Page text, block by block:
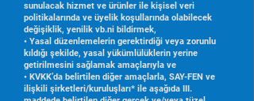
sunulacak hizmet ve ürünler ile kişisel veri
politikalarında ve üyelik koşullarında olabilecek
değişiklik, yenilik vb.ni bildirmek,
• Yasal düzenlemelerin gerektirdiği veya zorunlu
kıldığı şekilde, yasal yükümlülüklerin yerine
getirilmesini sağlamak amaçlarıyla ve
• KVKK’da belirtilen diğer amaçlarla, SAY-FEN ve
ilişkili şirketleri/kuruluşları* ile aşağıda III.